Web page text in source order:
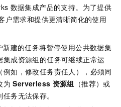
数据集成产品的支持。为了提供
户需求和提供更清晰简化的使用
新建的任务将暂停使用公共数据集
成资源组的任务可继续正常运
如，修改任务责任人），必须同
为 Serverless 资源组 （推荐）或
任务无法保存。